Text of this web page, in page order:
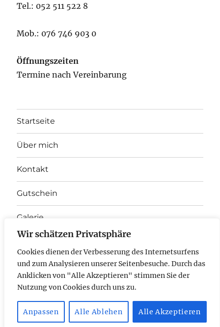
Wir schätzen Privatsphäre
Cookies dienen der Verbesserung des Internetsurfens
und zum Analysieren unserer Seitenbesuche. Durch das
Anklicken von "Alle Akzeptieren" stimmen Sie der
Nutzung von Cookies durch uns zu.
Anpassen Alle Ablehen Alle Akzeptieren
Tel.: 052 511 522 8
Mob.: 076 746 903 0
Öffnungszeiten
Termine nach Vereinbarung
Startseite
Über mich
Kontakt
Gutschein
Galerie
E-
Mail